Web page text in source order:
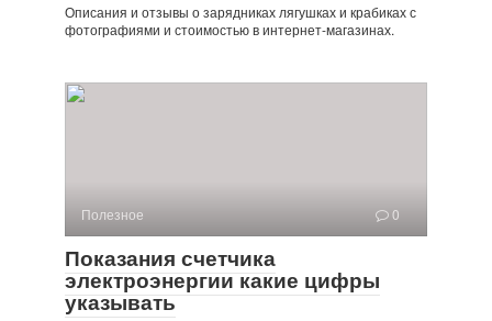
Описания и отзывы о зарядниках лягушках и крабиках с
фотографиями и стоимостью в интернет-магазинах.
Полезное 0
Показания счетчика
электроэнергии какие цифры
указывать